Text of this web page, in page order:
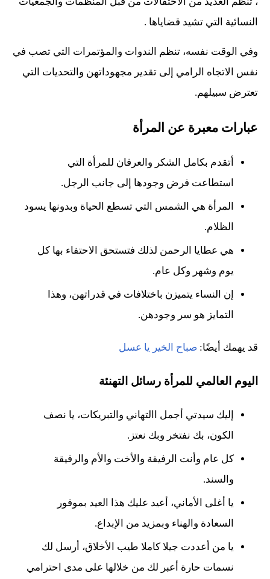
النسائية التي تشيد قضاياها .
وفي الوقت نفسه، تنظم الندوات والمؤتمرات التي تصب في
نفس الاتجاه الرامي إلى تقدير مجهوداتهن والتحديات التي
تعترض سبيلهم.
عبارات معبرة عن المرأة
أتقدم بكامل الشكر والعرفان للمرأة التي
استطاعت فرض وجودها إلى جانب الرجل.
المرأة هي الشمس التي تسطع الحياة وبدونها يسود
الظلام.
هي عطايا الرحمن لذلك فتستحق الاحتفاء بها كل
يوم وشهر وكل عام.
إن النساء يتميزن باختلافات في قدراتهن، وهذا
التمايز هو سر وجودهن.
قد يهمك أيضًا: صباح الخير يا عسل
اليوم العالمي للمرأة رسائل التهنئة
إليك سيدتي أجمل االتهاني والتبريكات، يا نصف
الكون، بك نفتخر وبك نعتز.
كل عام وأنت الرفيقة والأخت والأم والرفيقة
والسند.
يا أغلى الأماني، أعيد عليك هذا العيد بموفور
السعادة والهناء وبمزيد من الإبداع.
يا من أعددت جيلا كاملا طيب الأخلاق، أرسل لك
نسمات حارة أعبر لك من خلالها على مدى احترامي